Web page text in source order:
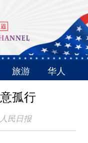
旅游 华人
孤行
人民日报